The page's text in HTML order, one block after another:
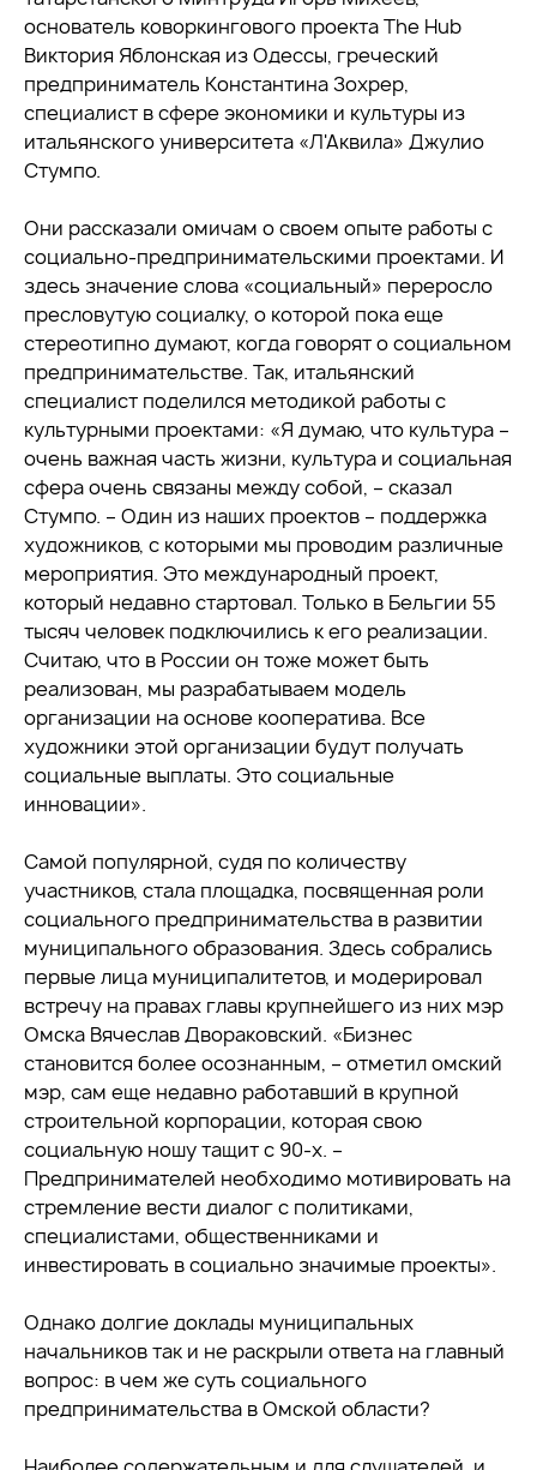
основатель коворкингового проекта The Hub
Виктория Яблонская из Одессы, греческий
предприниматель Константина Зохрер,
специалист в сфере экономики и культуры из
итальянского университета «Л'Аквила» Джулио
Стумпо.
Они рассказали омичам о своем опыте работы с
социально-предпринимательскими проектами. И
здесь значение слова «социальный» переросло
пресловутую социалку, о которой пока еще
стереотипно думают, когда говорят о социальном
предпринимательстве. Так, итальянский
специалист поделился методикой работы с
культурными проектами: «Я думаю, что культура –
очень важная часть жизни, культура и социальная
сфера очень связаны между собой, – сказал
Стумпо. – Один из наших проектов – поддержка
художников, с которыми мы проводим различные
мероприятия. Это международный проект,
который недавно стартовал. Только в Бельгии 55
тысяч человек подключились к его реализации.
Считаю, что в России он тоже может быть
реализован, мы разрабатываем модель
организации на основе кооператива. Все
художники этой организации будут получать
социальные выплаты. Это социальные
инновации».
Самой популярной, судя по количеству
участников, стала площадка, посвященная роли
социального предпринимательства в развитии
муниципального образования. Здесь собрались
первые лица муниципалитетов, и модерировал
встречу на правах главы крупнейшего из них мэр
Омска Вячеслав Двораковский. «Бизнес
становится более осознанным, – отметил омский
мэр, сам еще недавно работавший в крупной
строительной корпорации, которая свою
социальную ношу тащит с 90-х. –
Предпринимателей необходимо мотивировать на
стремление вести диалог с политиками,
специалистами, общественниками и
инвестировать в социально значимые проекты».
Однако долгие доклады муниципальных
начальников так и не раскрыли ответа на главный
вопрос: в чем же суть социального
предпринимательства в Омской области?